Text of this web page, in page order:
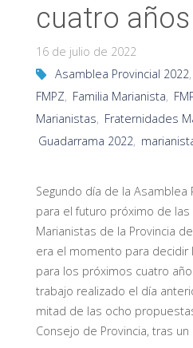
cuatro años
16 de julio de 2022
Asamblea Provincial 2022,
FMPZ, Familia Marianista,
Marianistas, Fraternidades
Guadarrama 2022,
Segundo día de la Asamblea
para el futuro próximo de
Marianistas de la Provincia
era el momento para decidir
para los próximos cuatro
trabajo realizado el día
mitad de las ocho
Consejo de Provincia, tras